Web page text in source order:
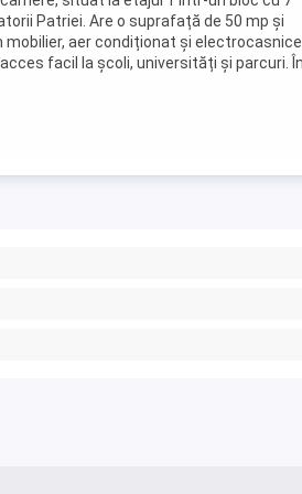
Patriei. Are o suprafață de 50 mp și
aer condiționat și electrocasnice
facil la școli, universități și parcuri.
...